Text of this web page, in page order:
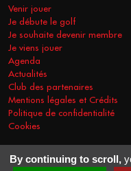
Venir jouer
Je débute le golf
Je souhaite devenir membre
Je viens jouer
Agenda
Actualités
Club des partenaires
Mentions légales et Crédits
Politique de confidentialité
Cookies
By continuing to scroll,